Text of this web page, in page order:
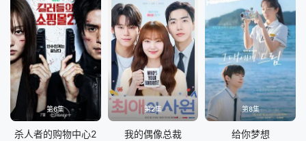
第6集
杀人者的购物中心2
第2集
我的偶像总裁
第8集
给你梦想